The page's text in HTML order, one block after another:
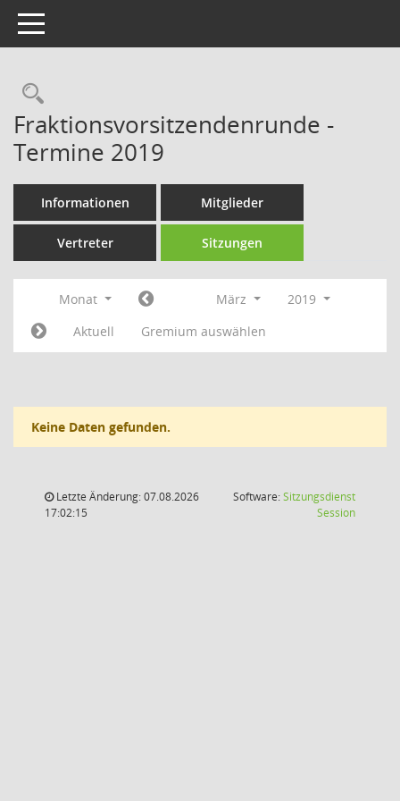
Toggle navigation
Rechercheauswahl
Fraktionsvorsitzendenrunde -
Termine 2019
Informationen Mitglieder
Vertreter Sitzungen
Monat März
2019
Aktuell
Gremium auswählen
Keine Daten gefunden.
Letzte Änderung: 07.08.2026
17:02:15
Software:Sitzungsdienst
Session(Wird in